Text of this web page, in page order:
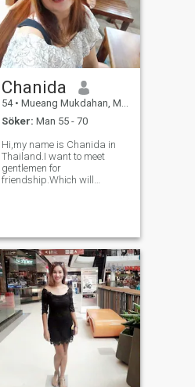
Chanida
54 • Mueang Mukdahan, Mukdahan, Thailand
Söker: Man 55 - 70
Hi,my name is Chanida in
Thailand.I want to meet
gentlemen for
friendship.Which will
interested in getting to know
me and developing a relati